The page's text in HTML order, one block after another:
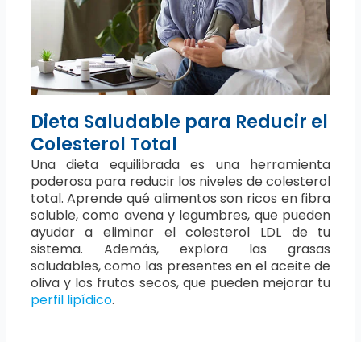
Dieta Saludable para Reducir el
Colesterol Total
Una dieta equilibrada es una herramienta
poderosa para reducir los niveles de colesterol
total. Aprende qué alimentos son ricos en fibra
soluble, como avena y legumbres, que pueden
ayudar a eliminar el colesterol LDL de tu
sistema. Además, explora las grasas
saludables, como las presentes en el aceite de
oliva y los frutos secos, que pueden mejorar tu
perfil lipídico.